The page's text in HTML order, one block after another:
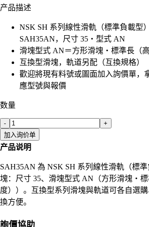
产品描述
NSK SH 系列線性滑軌（標準負載型
SAH35AN，尺寸 35・型式 AN
滑塊型式 AN＝方形滑塊・標準長（高
互換型滑塊，軌道另配（互換規格）
歡迎將現有料號或圖面加入詢價單，
應型號與報價
数量
-
+
加入询价单
产品说明
SAH35AN 為 NSK SH 系列線性滑軌（標
塊：尺寸 35、滑塊型式 AN（方形滑塊・
度））。互換型系列滑塊與軌道可各自選
換方便。
詢價協助